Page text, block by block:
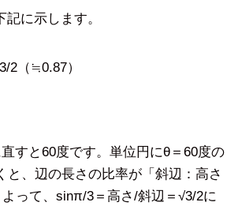
に示します。
（≒0.87）
すと60度です。単位円にθ＝60度の
と、辺の長さの比率が「斜辺：高さ
よって、sinπ/3＝高さ/斜辺＝√3/2に